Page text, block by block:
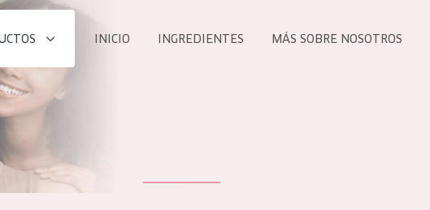
INICIO INGREDIENTES MÁS SOBRE NOSOTROS